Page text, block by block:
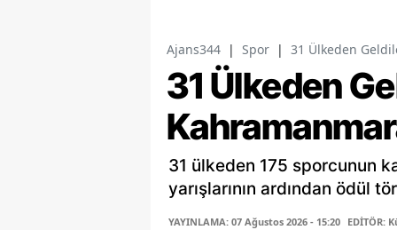
Ajans344 | Spor | 31 Ülkeden
31 Ülkeden
31 ülkeden 175 sporcunun
yarışlarının ardından ödül
YAYINLAMA: 07 Ağustos 2026 - 15:20 EDİTÖR: